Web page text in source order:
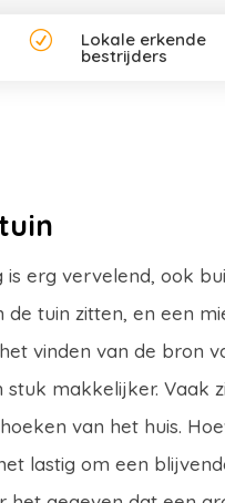
R Lokale erkende
bestrijders
erg vervelend, ook
tuin zitten, en een
vinden van de bron
stuk makkelijker. Vaak
van het huis.
lastig om een